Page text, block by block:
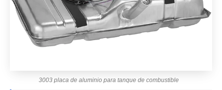
3003 placa de aluminio para tanque de combustible